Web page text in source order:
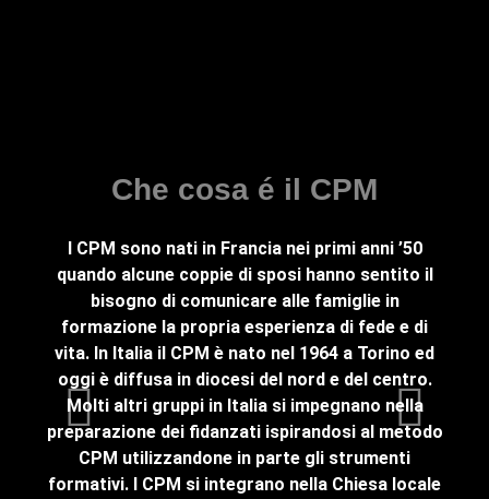
Che cosa é il CPM
I CPM sono nati in Francia nei primi anni ’50
quando alcune coppie di sposi hanno sentito il
bisogno di comunicare alle famiglie in
formazione la propria esperienza di fede e di
vita. In Italia il CPM è nato nel 1964 a Torino ed
oggi è diffusa in diocesi del nord e del centro.
Molti altri gruppi in Italia si impegnano nella
preparazione dei fidanzati ispirandosi al metodo
CPM utilizzandone in parte gli strumenti
formativi. I CPM si integrano nella Chiesa locale